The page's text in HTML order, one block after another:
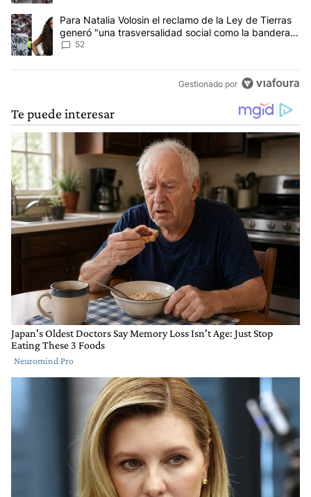
Un artículo de tendencia con el título "Para Natalia Volosin el
Para Natalia Volosin el reclamo de la Ley de Tierras
generó "una trasversalidad social como la bandera
de Malvinas"
52
Gestionado por